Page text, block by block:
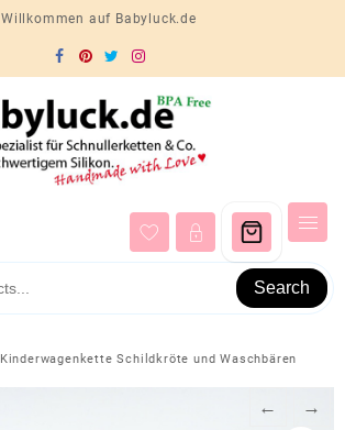
Willkommen auf Babyluck.de
Search
Kinderwagenkette Schildkröte und Waschbären
← →